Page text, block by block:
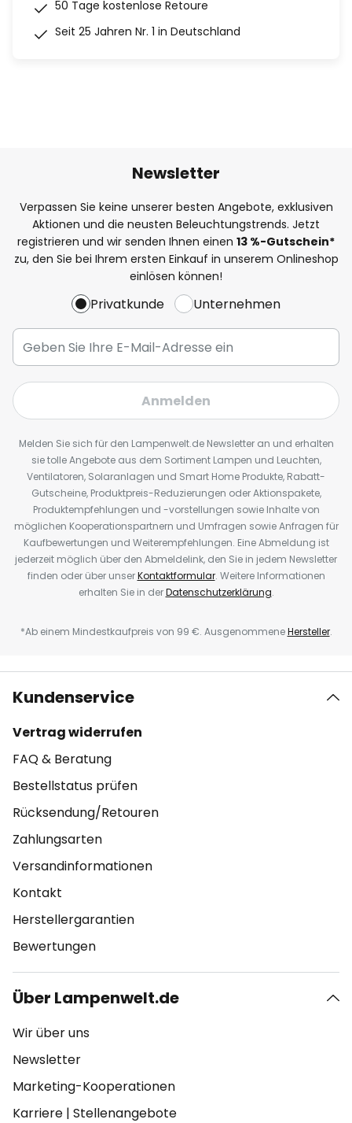
50 Tage kostenlose Retoure
Seit 25 Jahren Nr. 1 in Deutschland
Newsletter
Verpassen Sie keine unserer besten Angebote, exklusiven
Aktionen und die neusten Beleuchtungstrends. Jetzt
registrieren und wir senden Ihnen einen 13 %-Gutschein*
zu, den Sie bei Ihrem ersten Einkauf in unserem Onlineshop
einlösen können!
Privatkunde Unternehmen
Anmelden
Melden Sie sich für den Lampenwelt.de Newsletter an und erhalten
sie tolle Angebote aus dem Sortiment Lampen und Leuchten,
Ventilatoren, Solaranlagen und Smart Home Produkte, Rabatt-
Gutscheine, Produktpreis-Reduzierungen oder Aktionspakete,
Produktempfehlungen und -vorstellungen sowie Inhalte von
möglichen Kooperationspartnern und Umfragen sowie Anfragen für
Kaufbewertungen und Weiterempfehlungen. Eine Abmeldung ist
jederzeit möglich über den Abmeldelink, den Sie in jedem Newsletter
finden oder über unserKontaktformular. Weitere Informationen
erhalten Sie in derDatenschutzerklärung.
*Ab einem Mindestkaufpreis von 99 €. AusgenommeneHersteller.
Kundenservice
Vertrag widerrufen
FAQ & Beratung
Bestellstatus prüfen
Rücksendung/Retouren
Zahlungsarten
Versandinformationen
Kontakt
Herstellergarantien
Bewertungen
Über Lampenwelt.de
Wir über uns
Newsletter
Marketing-Kooperationen
Karriere | Stellenangebote